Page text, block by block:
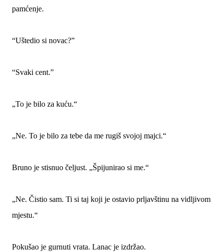
pamćenje.
“Uštedio si novac?”
“Svaki cent.”
„To je bilo za kuću.“
„Ne. To je bilo za tebe da me rugiš svojoj majci.“
Bruno je stisnuo čeljust. „Špijunirao si me.“
„Ne. Čistio sam. Ti si taj koji je ostavio prljavštinu na vidljivom
mjestu.“
Pokušao je gurnuti vrata. Lanac je izdržao.